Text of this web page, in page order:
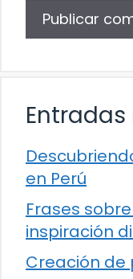
en Perú
Frases
inspiración
Creación de